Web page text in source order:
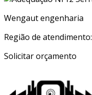
Wengaut engenharia
Região de atendimento:
Solicitar orçamento